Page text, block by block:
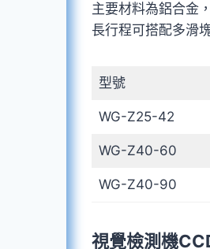
主要材料為鋁合金
長行程可搭配多滑
型號
WG-Z25-42
WG-Z40-60
WG-Z40-90
視覺檢測機